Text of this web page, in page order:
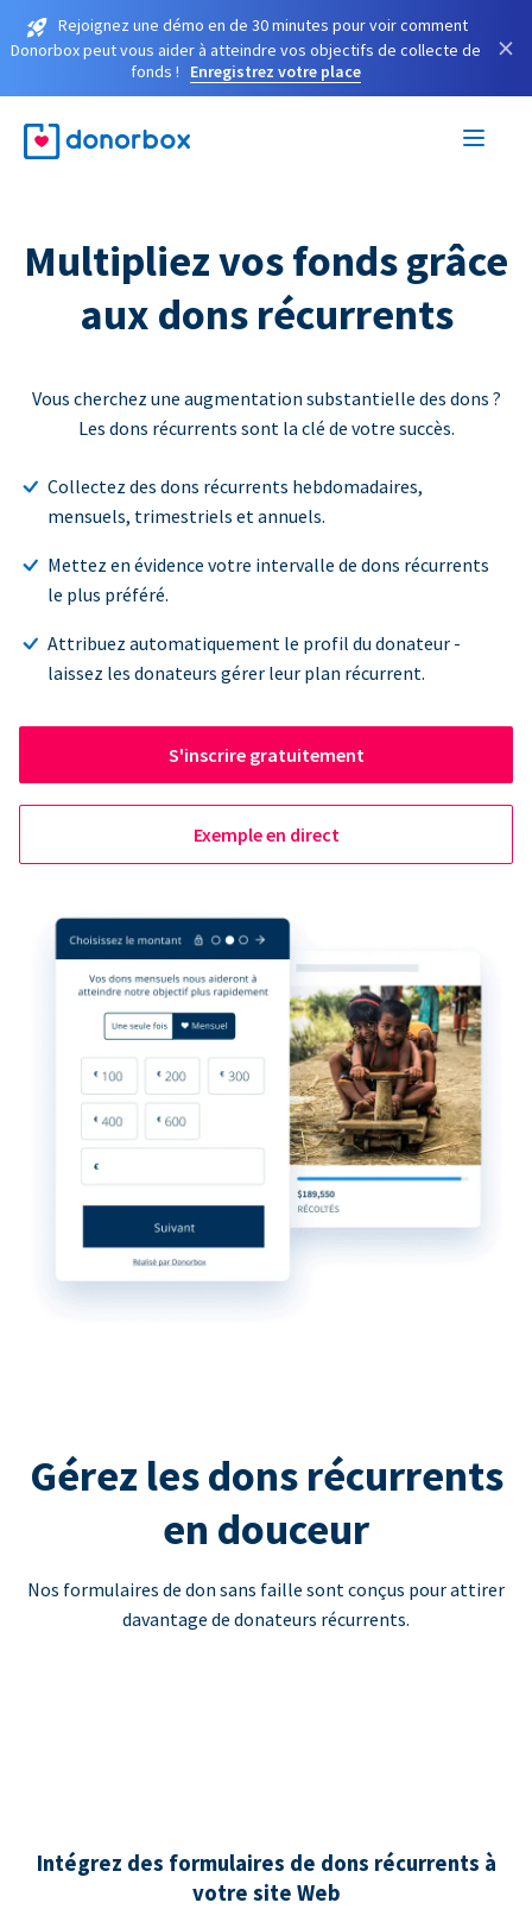
Rejoignez une démo en de 30 minutes pour voir comment
Donorbox peut vous aider à atteindre vos objectifs de collecte de
fonds !
Enregistrez votre place
×
Multipliez vos fonds grâce
aux dons récurrents
Vous cherchez une augmentation substantielle des dons ?
Les dons récurrents sont la clé de votre succès.
Collectez des dons récurrents hebdomadaires,
mensuels, trimestriels et annuels.
Mettez en évidence votre intervalle de dons récurrents
le plus préféré.
Attribuez automatiquement le profil du donateur -
laissez les donateurs gérer leur plan récurrent.
S'inscrire gratuitement
Exemple en direct
Gérez les dons récurrents
en douceur
Nos formulaires de don sans faille sont conçus pour attirer
davantage de donateurs récurrents.
Intégrez des formulaires de dons récurrents à
votre site Web